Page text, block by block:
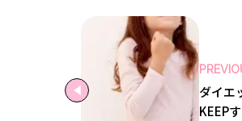
ダイエ
KEEP